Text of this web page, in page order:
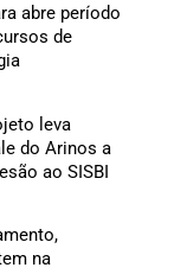
abre período
de
leva
do Arinos a
ao SISBI
na